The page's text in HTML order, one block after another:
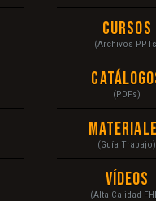
Cursos
(Archivos
(PDFs)
(Guía Trabajo)
Vídeos
(Alta Calidad